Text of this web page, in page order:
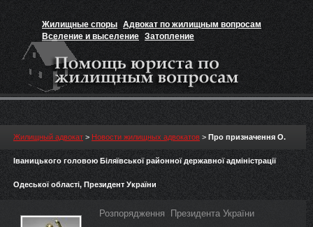
Жилищные споры Адвокат по жилищным вопросам
Вселение и выселение Затопление
Признание прав на жильё
Жилищный адвокат > Новости жилищных адвокатов > Про призначення О.
Іваницького головою Біляївської районної державної адміністрації
Одеської області, Президент України
Розпорядження Президента України